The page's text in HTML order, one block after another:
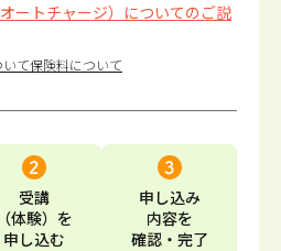
ートチャージ）についてのご説
て保険料について
受講
（体験） を
申し込む
申し込み
内容を
確認・完了